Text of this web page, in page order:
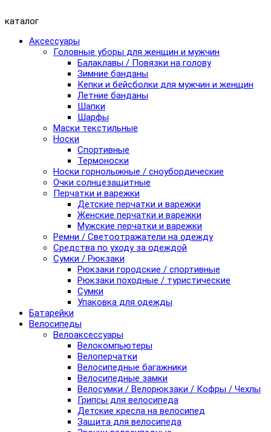
каталог
Аксессуары
Головные уборы для женщин и мужчин
Балаклавы / Повязки на голову
Зимние банданы
Кепки и бейсболки для мужчин и женщин
Летние банданы
Шапки
Шарфы
Маски текстильные
Носки
Спортивные
Термоноски
Носки горнолыжные / сноубордические
Очки солнцезащитные
Перчатки и варежки
Детские перчатки и варежки
Женские перчатки и варежки
Мужские перчатки и варежки
Ремни / Светоотражатели на одежду
Средства по уходу за одеждой
Сумки / Рюкзаки
Рюкзаки городские / спортивные
Рюкзаки походные / туристические
Сумки
Упаковка для одежды
Батарейки
Велосипеды
Велоаксессуары
Велокомпьютеры
Велоперчатки
Велосипедные багажники
Велосипедные замки
Велосумки / Велорюкзаки / Кофры / Чехлы
Грипсы для велосипеда
Детские кресла на велосипед
Защита для велосипеда